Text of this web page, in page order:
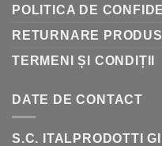
POLITICA DE
RETURNARE
TERMENI ȘI CONDIȚII
DATE DE CONTACT
S.C. ITALPRODOTTI